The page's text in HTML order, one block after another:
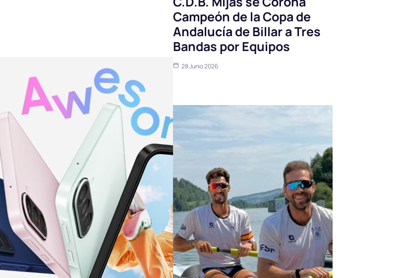
Campeón de la Copa de
Andalucía de Billar a Tres
Bandas por Equipos
28 Junio 2026